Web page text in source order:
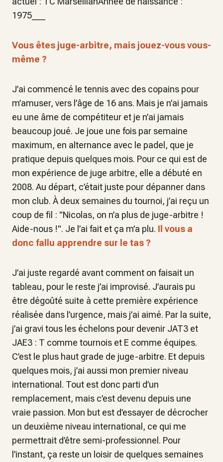
1975___
Vous êtes juge-arbitre, mais jouez-vous vous-
même ?
J’ai commencé le tennis avec des copains pour
m’amuser, vers l’âge de 16 ans. Mais je n’ai jamais
eu une âme de compétiteur et je n’ai jamais
beaucoup joué. Je joue une fois par semaine
maximum, en alternance avec le padel, que je
pratique depuis quelques mois. Pour ce qui est de
mon expérience de juge arbitre, elle a débuté en
2008. Au départ, c’était juste pour dépanner dans
mon club. À deux semaines du tournoi, j’ai reçu un
coup de fil : "Nicolas, on n’a plus de juge-arbitre !
Aide-nous !". Je l’ai fait et ça m’a plu. Il vous a
donc fallu apprendre sur le tas ?
J’ai juste regardé avant comment on faisait un
tableau, pour le reste j’ai improvisé. J’aurais pu
être dégoûté suite à cette première expérience
réalisée dans l’urgence, mais j’ai aimé. Par la suite,
j’ai gravi tous les échelons pour devenir JAT3 et
JAE3 : T comme tournois et E comme équipes.
C’est le plus haut grade de juge-arbitre. Et depuis
quelques mois, j’ai aussi mon premier niveau
international. Tout est donc parti d’un
remplacement, mais c’est devenu depuis une
vraie passion. Mon but est d’essayer de décrocher
un deuxième niveau international, ce qui me
permettrait d’être semi-professionnel. Pour
l’instant, ça reste un loisir de quelques semaines